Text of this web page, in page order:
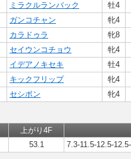
ミラクルランバック 牡4
ガンコチャン 牝4
カラドゥラ 牝8
セイウンコチョウ 牝4
イデアノキセキ 牡4
キックフリップ 牝4
セシボン 牝4
上がり4F
53.1 7.3-11.5-12.5-